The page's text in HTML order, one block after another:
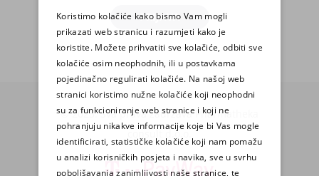
PRIJAVA
© 2025. Sva prava zadržava Pharmatheka
consult d.o.o.
Koristimo kolačiće kako bismo Vam mogli
prikazati web stranicu i razumjeti kako je
koristite. Možete prihvatiti sve kolačiće, odbiti sve
kolačiće osim neophodnih, ili u postavkama
pojedinačno regulirati kolačiće. Na našoj web
stranici koristimo nužne kolačiće koji neophodni
su za funkcioniranje web stranice i koji ne
pohranjuju nikakve informacije koje bi Vas mogle
identificirati, statističke kolačiće koji nam pomažu
u analizi korisničkih posjeta i navika, sve u svrhu
poboljšavanja zanimljivosti naše stranice, te